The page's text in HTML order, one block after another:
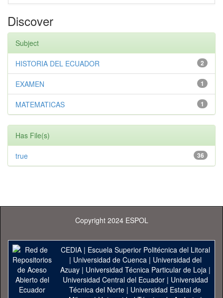
Discover
Subject
2
HISTORIA DEL ECUADOR
1
EXAMEN
1
MATEMATICAS
Has File(s)
36
true
Copyright 2024 ESPOL
CEDIA| Escuela Superior Politécnica del Litoral
| Universidad de Cuenca| Universidad del
Azuay| Universidad Técnica Particular de Loja|
Universidad Central del Ecuador| Universidad
Técnica del Norte | Universidad Estatal de